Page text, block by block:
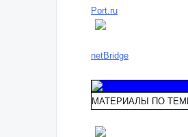
Port.ru
netBridge
МАТЕРИАЛЫ ПО